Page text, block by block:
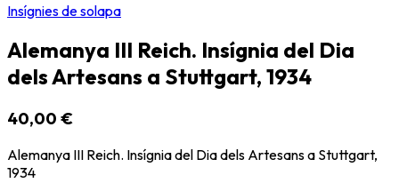
Insígnies de solapa
Alemanya III Reich. Insígnia del Dia
dels Artesans a Stuttgart, 1934
40,00 €
Alemanya III Reich. Insígnia del Dia dels Artesans a Stuttgart,
1934